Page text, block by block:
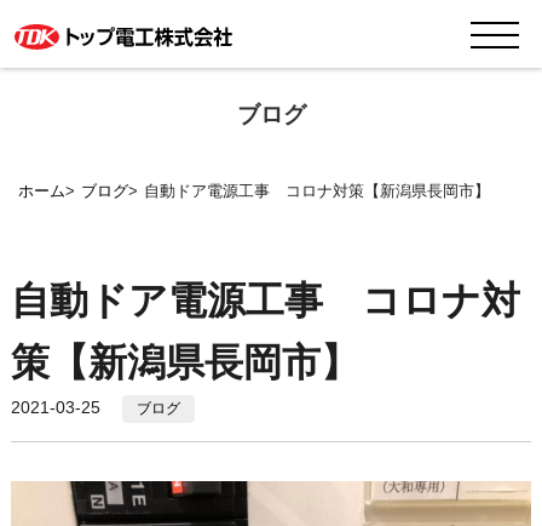
ブログ
ホーム ブログ 自動ドア電源工事 コロナ対策【新潟県長岡市】
自動ドア電源工事 コロナ対
策【新潟県長岡市】
2021-03-25 ブログ